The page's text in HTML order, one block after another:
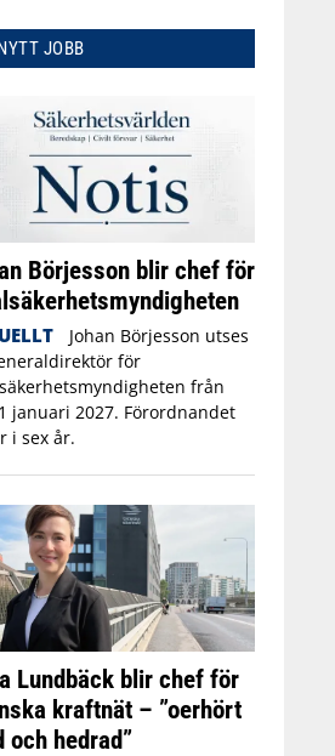
JOBB
Börjesson blir chef för
Johan Börjesson utses
för
från
januari 2027. Förordnandet
i sex år.
Lundbäck blir chef för
kraftnät – ”oerhört
och hedrad”